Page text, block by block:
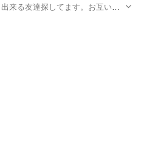
来る友達探してます。お互いす